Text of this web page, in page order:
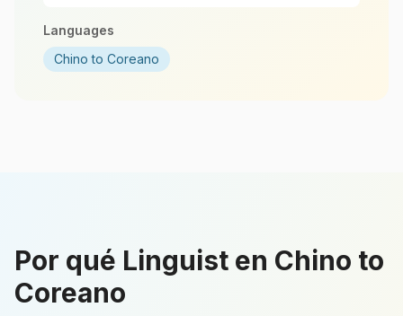
Languages
Chino to Coreano
Por qué Linguist en Chino to
Coreano